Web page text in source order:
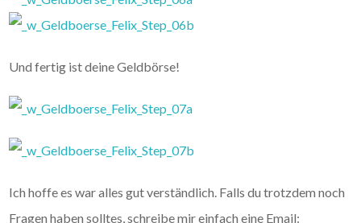
Und fertig ist deine Geldbörse!
Ich hoffe es war alles gut verständlich. Falls du trotzdem noch
Fragen haben solltes, schreibe mir einfach eine Email: